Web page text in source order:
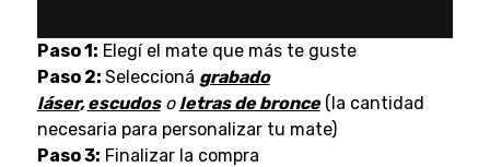
Paso 1: Elegí el mate que más te guste
Paso 2: Seleccioná grabado
láser,escudoso letras de bronce(la cantidad
necesaria para personalizar tu mate)
Paso 3: Finalizar la compra